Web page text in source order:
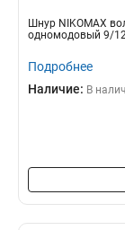
Шнур NIKOMAX
одномодовый 9/
Подробнее
Наличие: В